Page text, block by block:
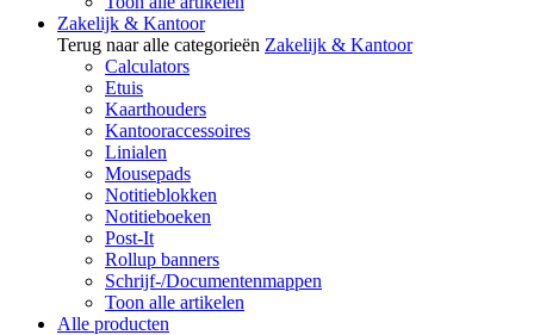
Zakelijk & Kantoor
Terug naar alle categorieën Zakelijk & Kantoor
Calculators
Etuis
Kaarthouders
Kantooraccessoires
Linialen
Mousepads
Notitieblokken
Notitieboeken
Post-It
Rollup banners
Schrijf-/Documentenmappen
Toon alle artikelen
Alle producten